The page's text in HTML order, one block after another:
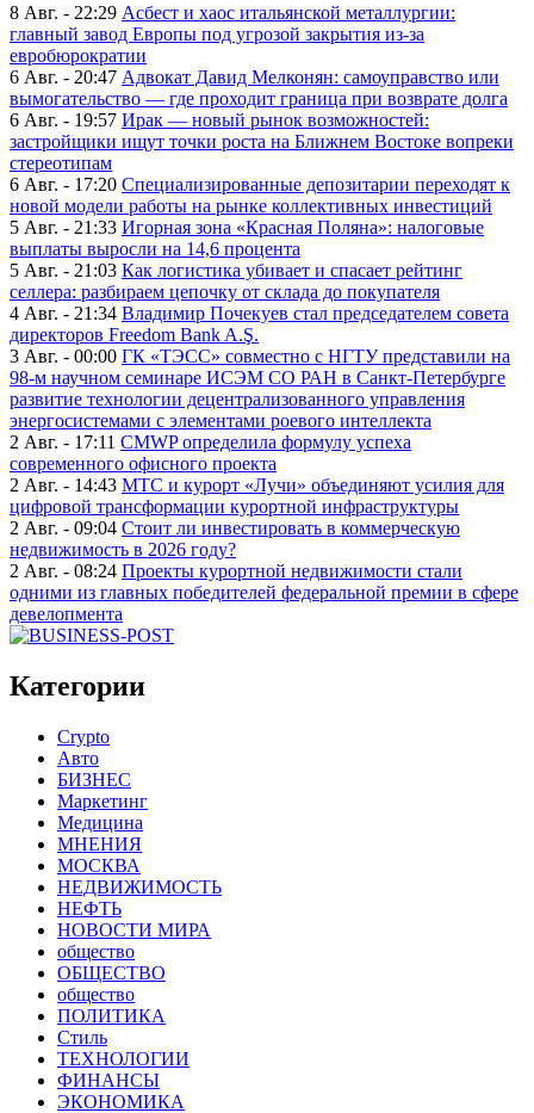
8 Авг. - 22:29 Асбест и хаос итальянской металлургии:
главный завод Европы под угрозой закрытия из-за
евробюрократии
6 Авг. - 20:47 Адвокат Давид Мелконян: самоуправство или
вымогательство — где проходит граница при возврате долга
6 Авг. - 19:57 Ирак — новый рынок возможностей:
застройщики ищут точки роста на Ближнем Востоке вопреки
стереотипам
6 Авг. - 17:20 Специализированные депозитарии переходят к
новой модели работы на рынке коллективных инвестиций
5 Авг. - 21:33 Игорная зона «Красная Поляна»: налоговые
выплаты выросли на 14,6 процента
5 Авг. - 21:03 Как логистика убивает и спасает рейтинг
селлера: разбираем цепочку от склада до покупателя
4 Авг. - 21:34 Владимир Почекуев стал председателем совета
директоров Freedom Bank A.Ş.
3 Авг. - 00:00 ГК «ТЭСС» совместно с НГТУ представили на
98-м научном семинаре ИСЭМ СО РАН в Санкт-Петербурге
развитие технологии децентрализованного управления
энергосистемами с элементами роевого интеллекта
2 Авг. - 17:11 CMWP определила формулу успеха
современного офисного проекта
2 Авг. - 14:43 МТС и курорт «Лучи» объединяют усилия для
цифровой трансформации курортной инфраструктуры
2 Авг. - 09:04 Стоит ли инвестировать в коммерческую
недвижимость в 2026 году?
2 Авг. - 08:24 Проекты курортной недвижимости стали
одними из главных победителей федеральной премии в сфере
девелопмента
Категории
Crypto
Авто
БИЗНЕС
Маркетинг
Медицина
МНЕНИЯ
МОСКВА
НЕДВИЖИМОСТЬ
НЕФТЬ
НОВОСТИ МИРА
общество
ОБЩЕСТВО
общество
ПОЛИТИКА
Стиль
ТЕХНОЛОГИИ
ФИНАНСЫ
ЭКОНОМИКА